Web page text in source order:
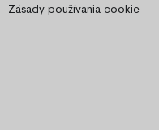
Zásady používania cookie